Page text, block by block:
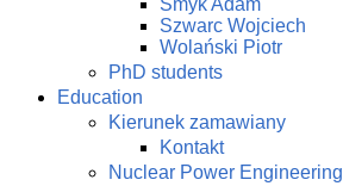
Smyk Adam
Szwarc Wojciech
Wolański Piotr
PhD students
Education
Kierunek zamawiany
Kontakt
Nuclear Power Engineering